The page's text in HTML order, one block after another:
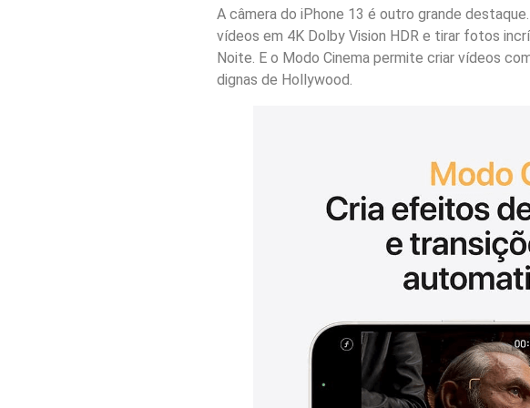
A câmera do iPhone 13 é outro grande
vídeos em 4K Dolby Vision HDR e tirar fotos
Noite. E o Modo Cinema permite criar vídeos
dignas de Hollywood.